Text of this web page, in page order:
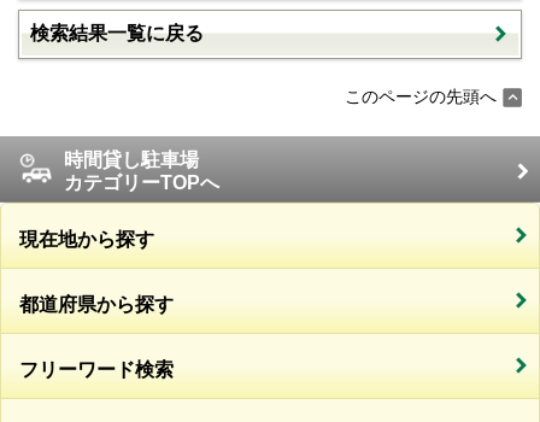
検索結果一覧に戻る
このページの先頭へ
時間貸し駐車場
カテゴリーTOPへ
現在地から探す
都道府県から探す
フリーワード検索